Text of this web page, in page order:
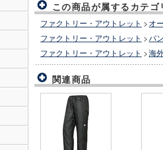
この商品が属するカテゴ
ファクトリー・アウトレット > オ
ファクトリー・アウトレット >パ
ファクトリー・アウトレット >海
関連商品